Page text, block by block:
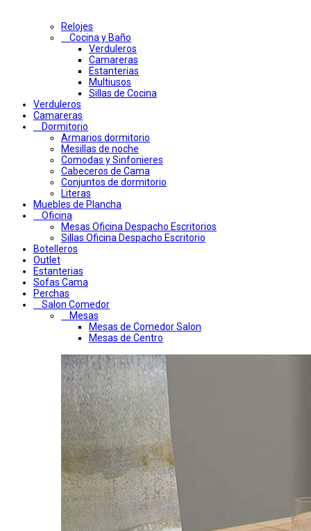
Relojes
Cocina y Baño
Verduleros
Camareras
Estanterias
Multiusos
Sillas de Cocina
Verduleros
Camareras
Dormitorio
Armarios dormitorio
Mesillas de noche
Comodas y Sinfonieres
Cabeceros de Cama
Conjuntos de dormitorio
Literas
Muebles de Plancha
Oficina
Mesas Oficina Despacho Escritorios
Sillas Oficina Despacho Escritorio
Botelleros
Outlet
Estanterias
Sofas Cama
Perchas
Salon Comedor
Mesas
Mesas de Comedor Salon
Mesas de Centro